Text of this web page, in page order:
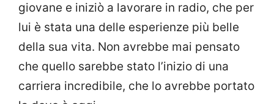
giovane e iniziò a lavorare in radio, che per
lui è stata una delle esperienze più belle
della sua vita. Non avrebbe mai pensato
che quello sarebbe stato l’inizio di una
carriera incredibile, che lo avrebbe portato